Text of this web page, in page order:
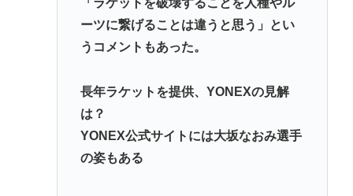
「ラケットを破壊することを人種やル
ーツに繋げることは違うと思う」とい
うコメントもあった。
長年ラケットを提供、YONEXの見解
は？
YONEX公式サイトには大坂なおみ選手
の姿もある